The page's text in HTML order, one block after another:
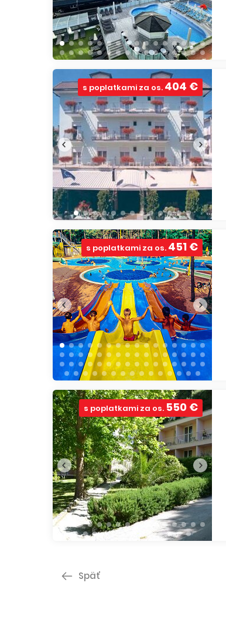
s poplatkami za os. 404 €
s poplatkami za os. 451 €
s poplatkami za os. 550 €
Späť